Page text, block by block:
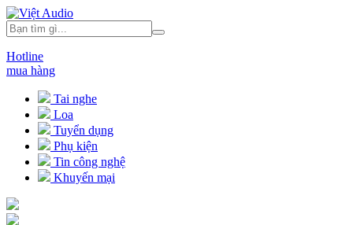
Hotline
mua hàng
Tai nghe
Loa
Tuyển dụng
Phụ kiện
Tin công nghệ
Khuyến mại